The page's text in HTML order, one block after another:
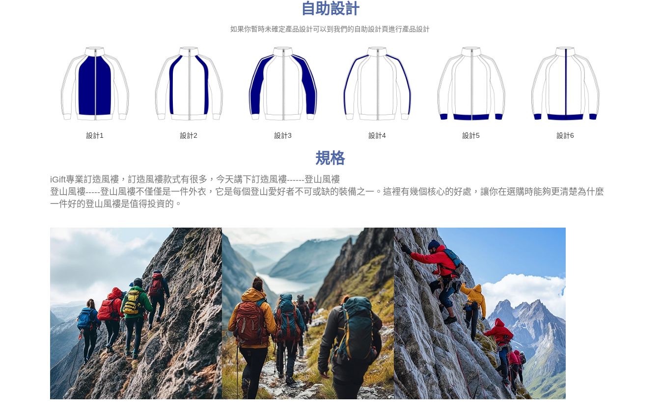
自助設計
如果你暫時未確定產品設計可以到我們的自助設計頁進行產品設計
設計1 設計2 設計3 設計4 設計5 設計6
規格
iGift專業訂造風褸，訂造風褸款式有很多，今天講下訂造風褸------登山風褸
登山風褸-----登山風褸不僅僅是一件外衣，它是每個登山愛好者不可或缺的裝備之一。這裡有幾個核心的好處，讓你在選購時能夠更清楚為什麼
一件好的登山風褸是值得投資的。